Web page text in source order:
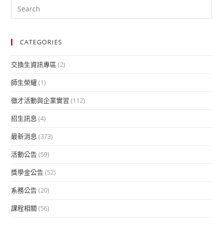
CATEGORIES
交換生資訊專區 (2)
師生榮耀(1)
徵才活動與企業實習 (112)
招生訊息 (4)
最新消息 (373)
活動公告(59)
獎學金公告(52)
系務公告(20)
課程相關 (56)